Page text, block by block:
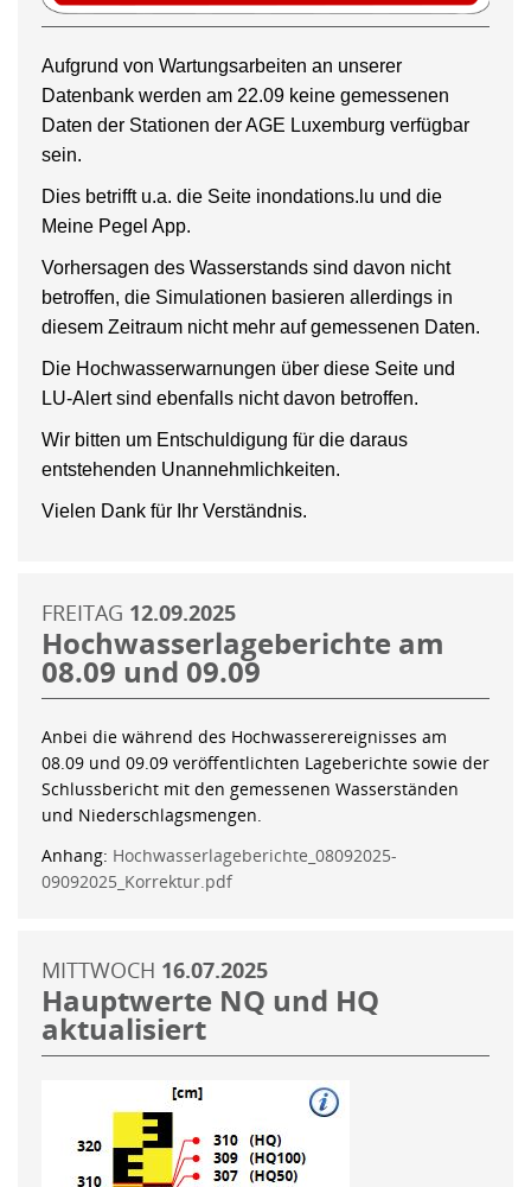
Aufgrund von Wartungsarbeiten an unserer
Datenbank werden am 22.09 keine gemessenen
Daten der Stationen der AGE Luxemburg verfügbar
sein.
Dies betrifft u.a. die Seite inondations.lu und die
Meine Pegel App.
Vorhersagen des Wasserstands sind davon nicht
betroffen, die Simulationen basieren allerdings in
diesem Zeitraum nicht mehr auf gemessenen Daten.
Die Hochwasserwarnungen über diese Seite und
LU-Alert sind ebenfalls nicht davon betroffen.
Wir bitten um Entschuldigung für die daraus
entstehenden Unannehmlichkeiten.
Vielen Dank für Ihr Verständnis.
FREITAG 12.09.2025
Hochwasserlageberichte am
08.09 und 09.09
Anbei die während des Hochwasserereignisses am
08.09 und 09.09 veröffentlichten Lageberichte sowie der
Schlussbericht mit den gemessenen Wasserständen
und Niederschlagsmengen.
Anhang: Hochwasserlageberichte_08092025-
09092025_Korrektur.pdf
MITTWOCH 16.07.2025
Hauptwerte NQ und HQ
aktualisiert